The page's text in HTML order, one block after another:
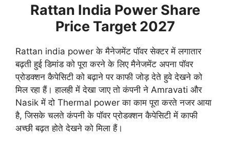
Rattan India Power Share
Price Target 2027
Rattan india power के मैनेजमेंट पॉवर सेक्टर में लगातार
बढ़ती हुई डिमांड को पूरा करने के लिए मैनेजमेंट अपना पॉवर
प्रोडक्शन कैपेसिटी को बढ़ाने पर काफी जोड़ देते हुवे देखने को
मिल रहा हैं। हालही में देखा जाए तो कंपनी ने Amravati और
Nasik में दो Thermal power का काम पूरा करते नजर आया
है, जिसके चलते कंपनी के पॉवर प्रोडक्शन कैपेसिटी में काफी
अच्छी बढ़त होते देखने को मिला हैं।